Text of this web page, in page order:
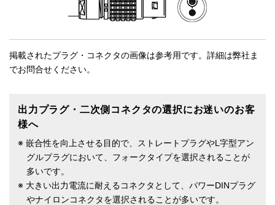
掲載されたプラグ・コネクタの画像は参考用です。詳細は弊社ま
でお問合せください。
出力プラグ・二次側コネクタの選択にお迷いのお客
様へ
※ 嵌合性を向上させる目的で、ストレートプラグやL字型アン
グルプラグにおいて、フォークタイプを選択されることが
多いです。
※ 大きい出力電流に耐えるコネクタとして、パワーDINプラグ
やナイロンコネクタを選択されることが多いです。